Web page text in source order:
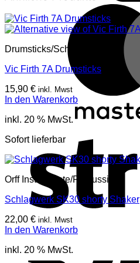
Drumsticks/Schlägel
Vic Firth 7A Drumsticks
15,90 € inkl. Mwst
In den Warenkorb
inkl. 20 % MwSt.
Sofort lieferbar
Orff Instrumente/Percussion
Schlagwerk SK30 shorty Shaker
22,00 € inkl. Mwst
In den Warenkorb
inkl. 20 % MwSt.